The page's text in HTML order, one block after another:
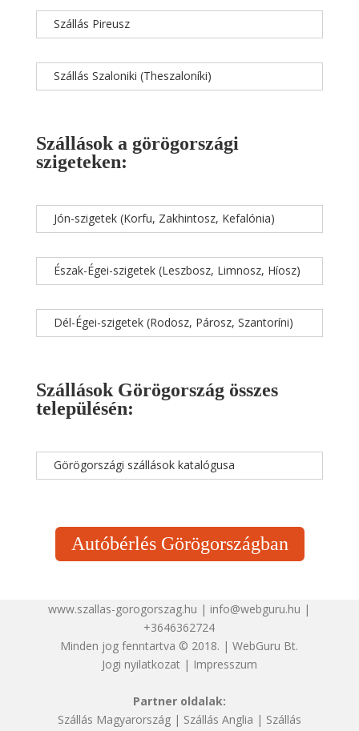
Szállás Pireusz
Szállás Szaloniki (Theszaloníki)
Szállások a görögországi
szigeteken:
Jón-szigetek (Korfu, Zakhintosz, Kefalónia)
Észak-Égei-szigetek (Leszbosz, Limnosz, Híosz)
Dél-Égei-szigetek (Rodosz, Párosz, Szantoríni)
Szállások Görögország összes
településén:
Görögországi szállások katalógusa
Autóbérlés Görögországban
www.szallas-gorogorszag.hu | info@webguru.hu |
+3646362724
Minden jog fenntartva © 2018. | WebGuru Bt.
Jogi nyilatkozat| Impresszum
Partner oldalak:
Szállás Magyarország| Szállás Anglia | Szállás